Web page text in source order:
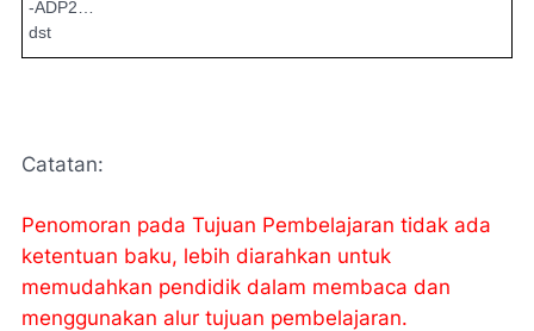
-ADP2…
dst
Catatan:
Penomoran pada Tujuan Pembelajaran tidak ada
ketentuan baku, lebih diarahkan untuk
memudahkan pendidik dalam membaca dan
menggunakan alur tujuan pembelajaran.